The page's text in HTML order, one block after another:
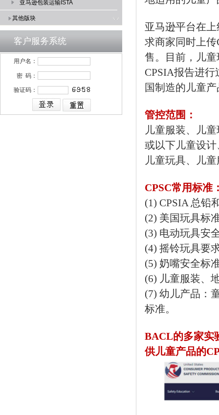
亚马逊包装运输ISTA
其他版块
客户服务系统
用户名：
密 码：
验证码：
亚马逊平台在
求商家同时上
售。目前，儿
CPSIA报告进
国制造的儿童
管控范围：
儿童服装、儿
或以下儿童设
儿童玩具、儿
CPSC常用标准
(1) CPSIA 总铅
(2) 美国玩具标
(3) 电动玩具安
(4) 摇铃玩具要
(5) 奶嘴安全标
(6) 儿童服装、
(7) 幼儿产品：
标准。
BACL的多家实
供儿童产品的